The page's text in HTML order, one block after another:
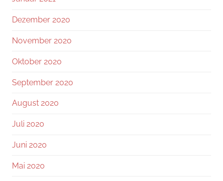
Dezember 2020
November 2020
Oktober 2020
September 2020
August 2020
Juli 2020
Juni 2020
Mai 2020